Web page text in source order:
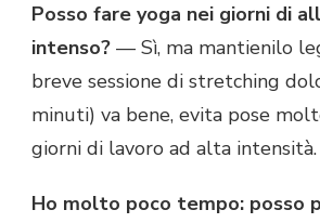
Posso fare yoga nei giorni di
intenso? — Sì, ma mantienilo
breve sessione di stretching
minuti) va bene, evita pose
giorni di lavoro ad alta intensità.
Ho molto poco tempo: posso